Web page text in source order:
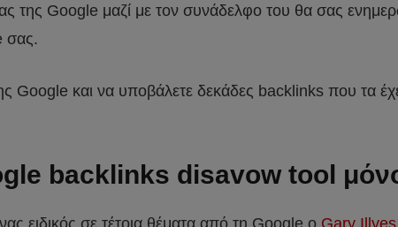
Google μαζί με τον συνάδελφο του θα σας
σας.
Google και να υποβάλετε δεκάδες backlinks που τα
backlinks disavow tool
ειδικός σε τέτοια θέματα από τη Google ο Gary Illyes